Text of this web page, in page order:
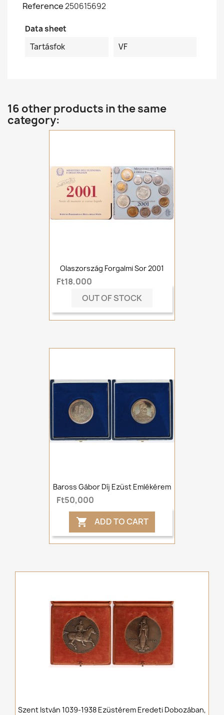
Reference250615692
Data sheet
Tartásfok
VF
16 other products in the same
category:
Olaszország Forgalmi Sor 2001
Ft18,000
OUT OF STOCK
Baross Gábor Díj Ezüst Emlékérem
Ft50,000
 ADD TO CART
Szent István 1039-1938 Ezüstérem Eredeti Dobozában,